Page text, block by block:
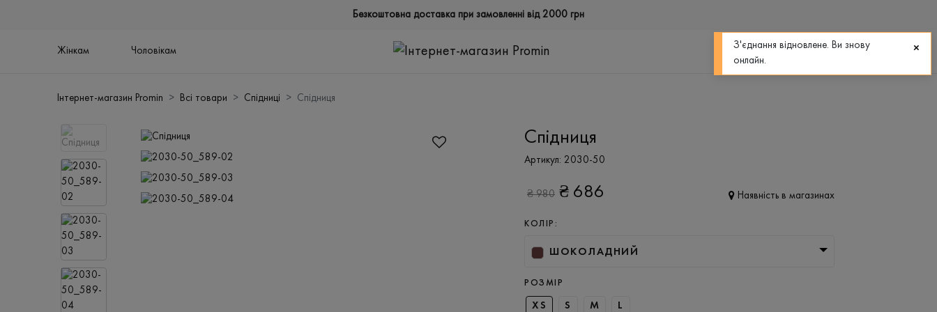
Безкоштовна доставка при замовленні від 2000 грн
Жінкам Чоловікам
0
Інтернет-магазин Promin Всі товари Спідниці Спідниця
Спідниця
Артикул: 2030-50
₴980 ₴ 686 Наявність в магазинах
КОЛІР:
ШОКОЛАДНИЙ
РОЗМІР
XS S M L
З'єднання відновлене. Ви знову
онлайн.